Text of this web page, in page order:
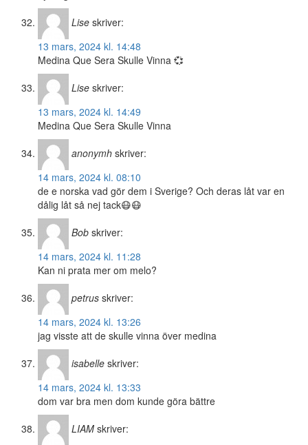
Lise skriver:
13 mars, 2024 kl. 14:48
Medina Que Sera Skulle Vinna 💞
Lise skriver:
13 mars, 2024 kl. 14:49
Medina Que Sera Skulle Vinna
anonymh skriver:
14 mars, 2024 kl. 08:10
de e norska vad gör dem i Sverige? Och deras låt var en
dålig låt så nej tack😷😷
Bob skriver:
14 mars, 2024 kl. 11:28
Kan ni prata mer om melo?
petrus skriver:
14 mars, 2024 kl. 13:26
jag visste att de skulle vinna över medina
isabelle skriver:
14 mars, 2024 kl. 13:33
dom var bra men dom kunde göra bättre
LIAM skriver: